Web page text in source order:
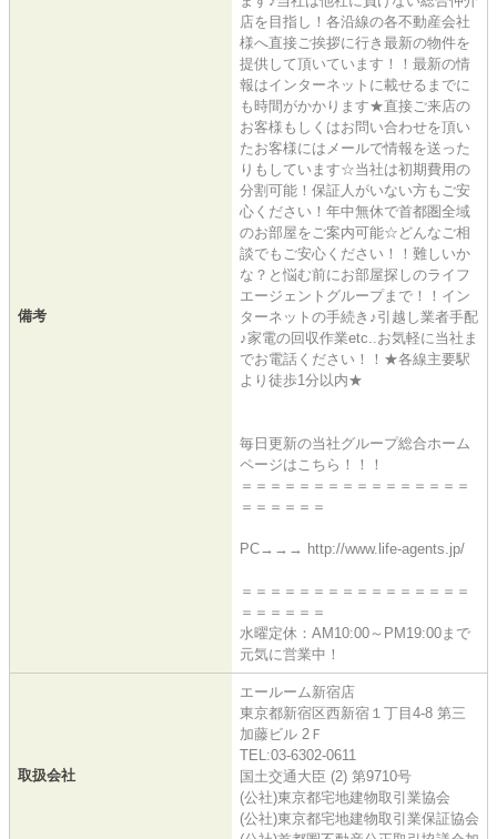
備考
店を目指し！各沿線の各不動産会社
様へ直接ご挨拶に行き最新の物件を
提供して頂いています！！最新の情
報はインターネットに載せるまでに
も時間がかかります★直接ご来店の
お客様もしくはお問い合わせを頂い
たお客様にはメールで情報を送った
りもしています☆当社は初期費用の
分割可能！保証人がいない方もご安
心ください！年中無休で首都圏全域
のお部屋をご案内可能☆どんなご相
談でもご安心ください！！難しいか
な？と悩む前にお部屋探しのライフ
エージェントグループまで！！イン
ターネットの手続き♪引越し業者手配
♪家電の回収作業etc..お気軽に当社ま
でお電話ください！！★各線主要駅
より徒歩1分以内★
毎日更新の当社グループ総合ホーム
ページはこちら！！！
＝＝＝＝＝＝＝＝＝＝＝＝＝＝＝＝
＝＝＝＝＝＝
PC→→→ http://www.life-agents.jp/
＝＝＝＝＝＝＝＝＝＝＝＝＝＝＝＝
＝＝＝＝＝＝
水曜定休：AM10:00～PM19:00まで
元気に営業中！
取扱会社
エールーム新宿店
東京都新宿区西新宿１丁目4-8 第三
加藤ビル 2Ｆ
TEL:03-6302-0611
国土交通大臣 (2) 第9710号
(公社)東京都宅地建物取引業協会
(公社)東京都宅地建物取引業保証協会